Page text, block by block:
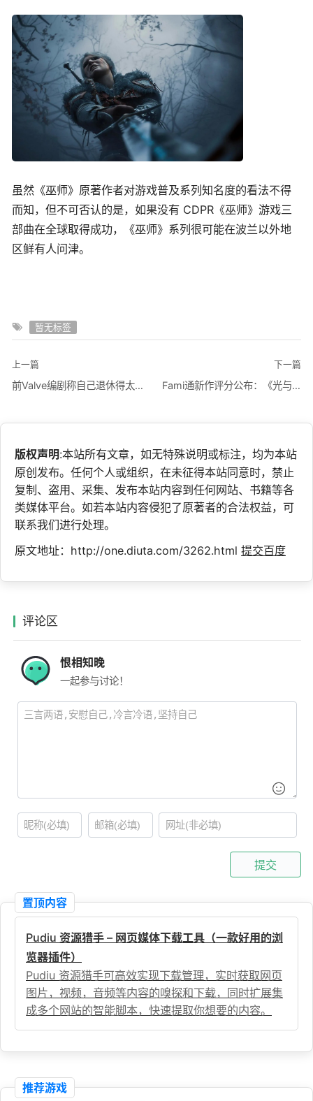
虽然《巫师》原著作者对游戏普及系列知名度的看法不得
而知，但不可否认的是，如果没有 CDPR《巫师》游戏三
部曲在全球取得成功，《巫师》系列很可能在波兰以外地
区鲜有人问津。
暂无标签
上一篇
前Valve编剧称自己退休得太彻底 不会回归《半条命3》
下一篇
Fami通新作评分公布：《光与影：33号远征队》36分进入白金殿堂
版权声明:本站所有文章，如无特殊说明或标注，均为本站
原创发布。任何个人或组织，在未征得本站同意时，禁止
复制、盗用、采集、发布本站内容到任何网站、书籍等各
类媒体平台。如若本站内容侵犯了原著者的合法权益，可
联系我们进行处理。
原文地址：http://one.diuta.com/3262.html 提交百度
评论区
恨相知晚
一起参与讨论！
提交
置顶内容
Pudiu 资源猎手 – 网页媒体下载工具（一款好用的浏
览器插件）
Pudiu 资源猎手可高效实现下载管理，实时获取网页
图片，视频，音频等内容的嗅探和下载，同时扩展集
成多个网站的智能脚本，快速提取你想要的内容。
推荐游戏